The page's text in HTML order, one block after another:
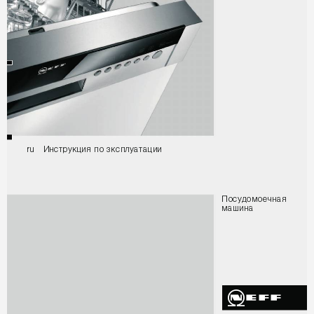
UXǌǱFǶSǷǮǺǬȃǳRǫǮFǳǯǷDǶDǺǬǬ
ǓRFǷǨRǰRHǻǱDȃ
ǰDǼǬǱD
Q